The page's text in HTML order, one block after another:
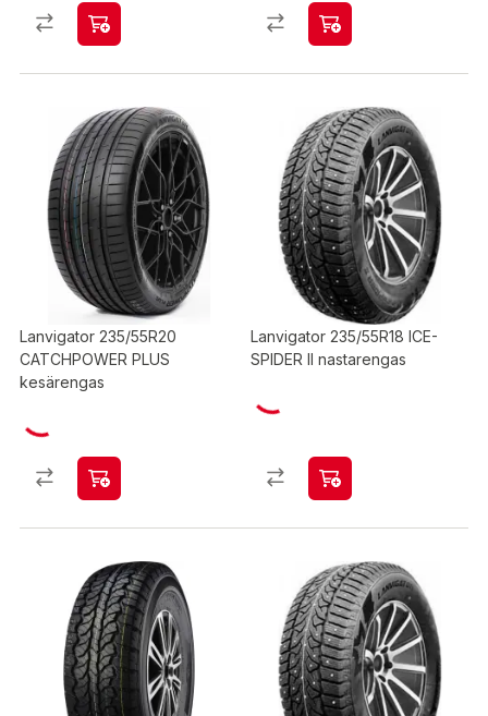
Lanvigator 235/55R20
CATCHPOWER PLUS
kesärengas
Lanvigator 235/55R18 ICE-
SPIDER II nastarengas